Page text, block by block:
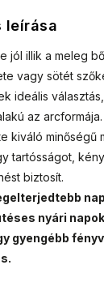
leírása
jól illik a meleg
vagy sötét
ideális
az arcformája.
kiváló minőségű
tartósságot,
biztosít.
nyári
gyengébb